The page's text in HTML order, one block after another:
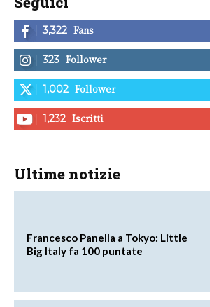
3,322 Fans
323 Follower
1,002 Follower
1,232 Iscritti
Ultime notizie
Francesco Panella a Tokyo: Little
Big Italy fa 100 puntate